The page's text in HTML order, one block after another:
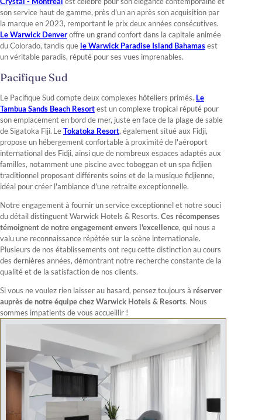
son service haut de gamme, près d'un an après son acquisition par
la marque en 2023, remportant le prix deux années consécutives.
Le Warwick Denveroffre un grand confort dans la capitale animée
du Colorado, tandis que le Warwick Paradise Island Bahamasest
un véritable paradis, réputé pour ses vues imprenables.
Pacifique Sud
Le Pacifique Sud compte deux complexes hôteliers primés. Le
Tambua Sands Beach Resortest un complexe tropical réputé pour
son emplacement en bord de mer, juste en face de la plage de sable
de Sigatoka Fiji. LeTokatoka Resort, également situé aux Fidji,
propose un hébergement confortable à proximité de l'aéroport
international des Fidji, ainsi que de nombreux espaces adaptés aux
familles, notamment une piscine avec toboggan et un spa fidjien
traditionnel proposant différents soins et de la musique fidjienne,
idéal pour créer l'ambiance d'une retraite exceptionnelle.
Notre engagement à fournir un service exceptionnel et notre souci
du détail distinguent Warwick Hotels & Resorts. Ces récompenses
témoignent de notre engagement envers l'excellence, qui nous a
valu une reconnaissance répétée sur la scène internationale.
Plusieurs de nos établissements ont reçu cette distinction au cours
des dernières années, démontrant notre recherche constante de la
qualité et de la satisfaction de nos clients.
Si vous ne voulez rien laisser au hasard, pensez toujours à réserver
auprès de notre équipe chez Warwick Hotels & Resorts. Nous
sommes impatients de vous accueillir !